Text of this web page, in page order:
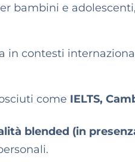
bambini e
in contesti
come IELTS,
blended (in